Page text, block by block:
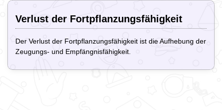
Verlust der Fortpflanzungsfähigkeit
Der Verlust der Fortpflanzungsfähigkeit ist die Aufhebung der
Zeugungs- und Empfängnisfähigkeit.